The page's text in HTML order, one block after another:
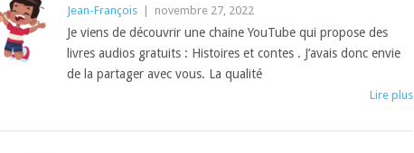
Jean-François novembre 27, 2022
Je viens de découvrir une chaine YouTube qui propose des
livres audios gratuits : Histoires et contes . J’avais donc envie
de la partager avec vous. La qualité
Lire plus